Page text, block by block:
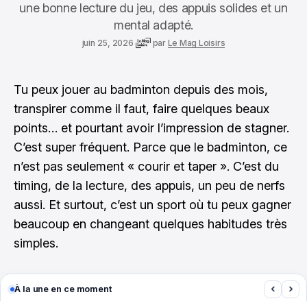
une bonne lecture du jeu, des appuis solides et un
mental adapté.
juin 25, 2026 par Le Mag Loisirs
Tu peux jouer au badminton depuis des mois,
transpirer comme il faut, faire quelques beaux
points… et pourtant avoir l’impression de stagner.
C’est super fréquent. Parce que le badminton, ce
n’est pas seulement « courir et taper ». C’est du
timing, de la lecture, des appuis, un peu de nerfs
aussi. Et surtout, c’est un sport où tu peux gagner
beaucoup en changeant quelques habitudes très
simples.
À la une en ce moment ‹ ›